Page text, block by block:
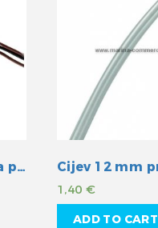
Automatska kaljužna pumpa 500GPH 12V
1,40 €
ADD TO CART